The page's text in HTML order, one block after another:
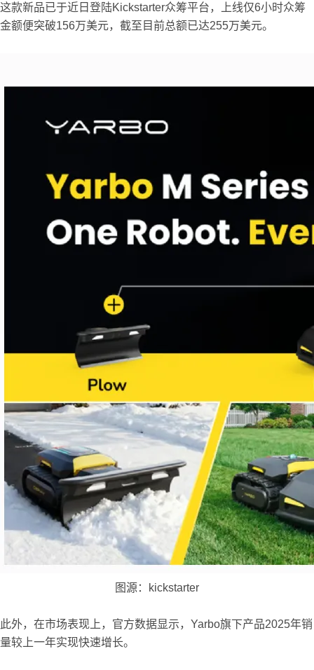
这款新品已于近日登陆Kickstarter众筹平台，上线仅6小时众筹
金额便突破156万美元，截至目前总额已达255万美元。
图源：kickstarter
此外，在市场表现上，官方数据显示，Yarbo旗下产品2025年销
量较上一年实现快速增长。